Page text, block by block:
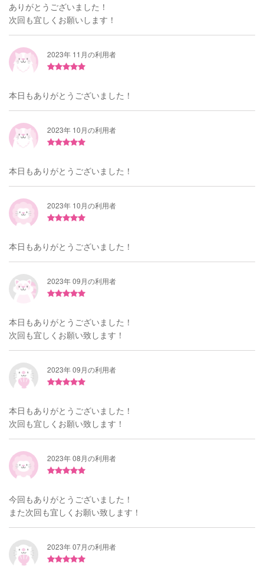
ありがとうございました！
次回も宜しくお願いします！
2023年 11月の利用者
本日もありがとうございました！
2023年 10月の利用者
本日もありがとうございました！
2023年 10月の利用者
本日もありがとうございました！
2023年 09月の利用者
本日もありがとうございました！
次回も宜しくお願い致します！
2023年 09月の利用者
本日もありがとうございました！
次回も宜しくお願い致します！
2023年 08月の利用者
今回もありがとうございました！
また次回も宜しくお願い致します！
2023年 07月の利用者